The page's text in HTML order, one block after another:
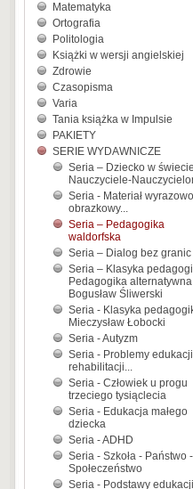
Matematyka
Ortografia
Politologia
Książki w wersji angielskiej
Zdrowie
Czasopisma
Varia
Tania książka w Impulsie
PAKIETY
SERIE WYDAWNICZE
Seria – Dziecko w
Nauczyciele-
Seria - Materiał
obrazkowy...
Seria – Pedagogika
waldorfska
Seria – Dialog bez granic
Seria – Klasyka
Pedagogika
Bogusław Śliwerski
Seria - Klasyka
Mieczysław Łobocki
Seria - Autyzm
Seria - Problemy
rehabilitacji...
Seria - Człowiek u progu
trzeciego tysiąclecia
Seria - Edukacja małego
dziecka
Seria - ADHD
Seria - Szkoła - Państwo -
Społeczeństwo
Seria - Podstawy edukacji